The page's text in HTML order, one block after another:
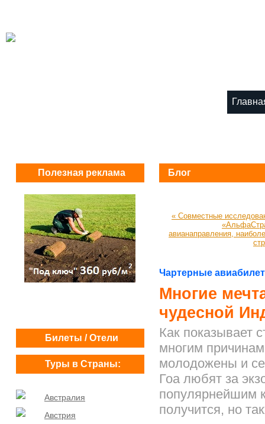
Полезная реклама
Билеты / Отели
Туры в Страны:
Австралия
Австрия
Блог
« Совместные
авианаправления,
Чартерные
Многие
чудесной
Как показывает
многим
молодожены и
Гоа любят за
популярнейшим
получится, но